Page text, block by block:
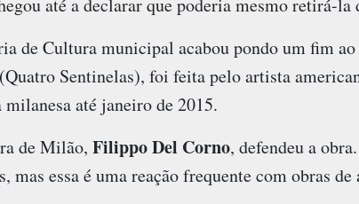
de Cultura municipal acabou pondo um fim
Sentinelas), foi feita pelo artista
até janeiro de 2015.
de Milão, Filippo Del Corno, defendeu a
mas essa é uma reação frequente com obras